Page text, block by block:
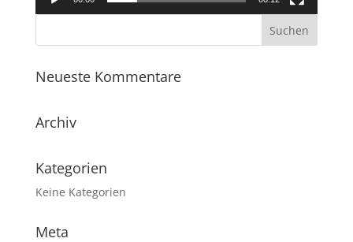
Neueste Kommentare
Archiv
Kategorien
Keine Kategorien
Meta